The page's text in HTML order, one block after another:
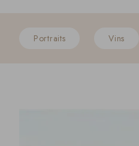
Portraits Vins